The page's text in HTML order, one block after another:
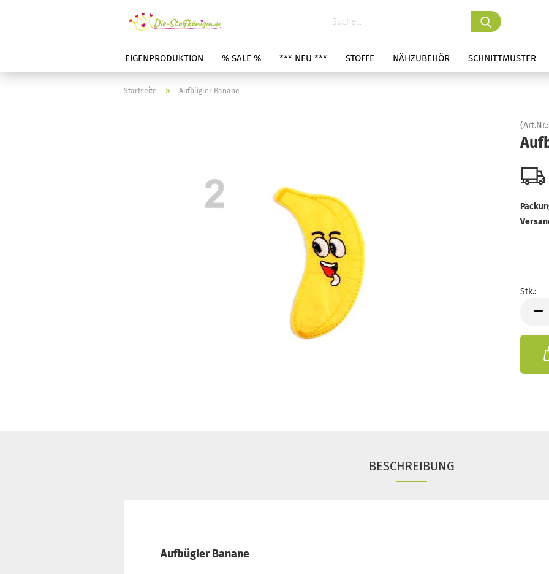
EIGENPRODUKTION % SALE % *** NEU *** STOFFE NÄHZUBEHÖR SCHNITTMUSTER
Startseite » Aufbügler Banane
(Art.Nr.:
Stk.:
BESCHREIBUNG
Aufbügler Banane